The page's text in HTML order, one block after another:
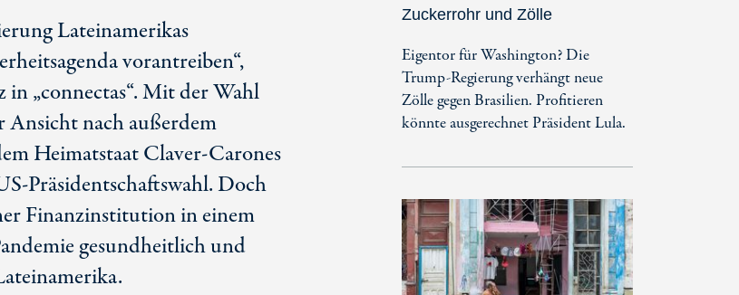
Lateinamerikas
vorantreiben“,
„connectas“. Mit der Wahl
nach außerdem
Heimatstaat Claver-Carones
Präsidentschaftswahl. Doch
Finanzinstitution in einem
gesundheitlich und
Zuckerrohr und Zölle
Eigentor für Washington? Die
Trump-Regierung verhängt neue
Zölle gegen Brasilien. Profitieren
könnte ausgerechnet Präsident Lula.